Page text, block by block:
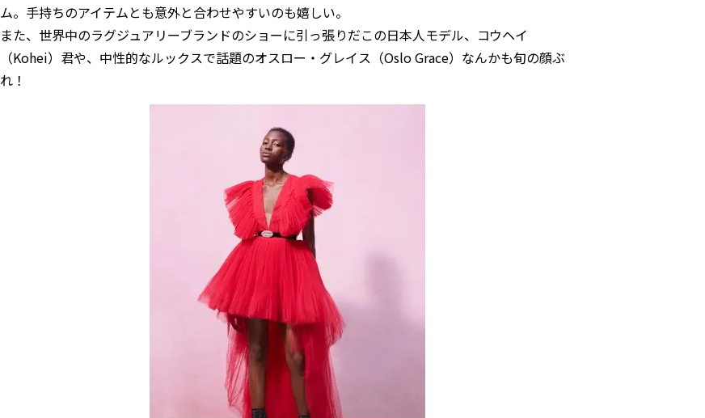
ム。手持ちのアイテムとも意外と合わせやすいのも嬉しい。
また、世界中のラグジュアリーブランドのショーに引っ張りだこの日本人モデル、 コウヘイ
（Kohei） 君や、中性的なルックスで話題のオスロー・グレイス（Oslo Grace） なんかも旬の顔ぶ
れ！